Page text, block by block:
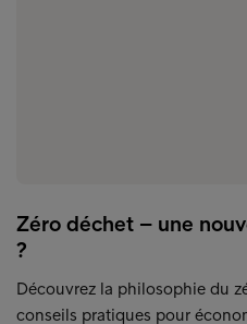
Zéro déchet – une
?
Découvrez la philosophie du
conseils pratiques pour